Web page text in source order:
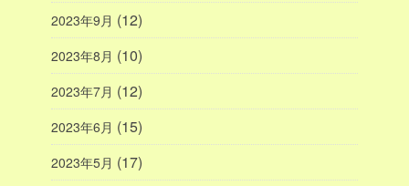
2023年9月 (12)
2023年8月 (10)
2023年7月 (12)
2023年6月 (15)
2023年5月 (17)